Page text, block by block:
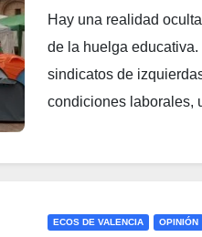
Hay una realidad
de la huelga
sindicatos de
condiciones laborales,
ECOS DE VALENCIA OPINIÓN